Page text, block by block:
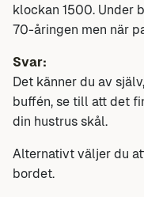
klockan 1500. Under
70-åringen men när
Svar:
Det känner du av
buffén, se till att det
din hustrus skål.
Alternativt väljer du
bordet.